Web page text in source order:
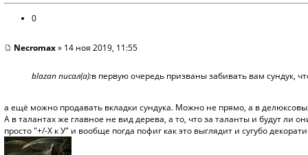
0
Necromax» 14 ноя 2019, 11:55
blazan писал(а):в первую очередь призваны забивать вам сундук,
а ещё можно продавать вкладки сундука. Можно не прямо, а в
А в талантах же главное не вид дерева, а то, что за таланты и будут
просто "+/-Х к У" и вообще погда пофиг как это выглядит и сугубо